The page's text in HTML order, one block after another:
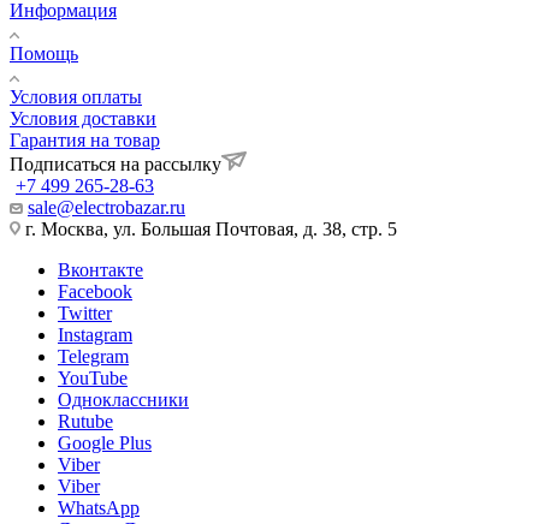
Информация
Помощь
Условия оплаты
Условия доставки
Гарантия на товар
Подписаться на рассылку
+7 499 265-28-63
sale@electrobazar.ru
г. Москва, ул. Большая Почтовая, д. 38, стр. 5
Вконтакте
Facebook
Twitter
Instagram
Telegram
YouTube
Одноклассники
Rutube
Google Plus
Viber
Viber
WhatsApp